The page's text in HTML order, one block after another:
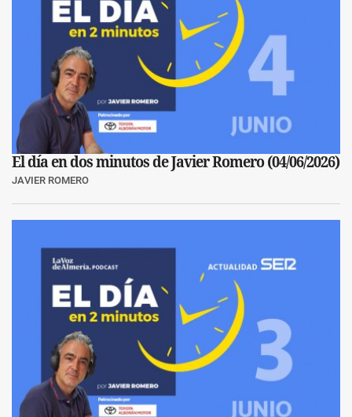
El día en dos minutos de Javier Romero (04/06/2026)
JAVIER ROMERO